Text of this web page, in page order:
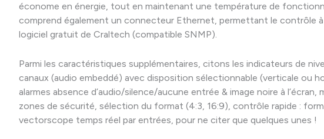
économe en énergie, tout en maintenant une température de
comprend également un connecteur Ethernet, permettant le contrôle à
logiciel gratuit de Craltech (compatible SNMP).
Parmi les caractéristiques supplémentaires, citons les indicateurs de
canaux (audio embeddé) avec disposition sélectionnable (verticale ou
alarmes absence d’audio/silence/aucune entrée & image noire à l’écran,
zones de sécurité, sélection du format (4:3, 16:9), contrôle rapide :
vectorscope temps réel par entrées, pour ne citer que quelques unes !